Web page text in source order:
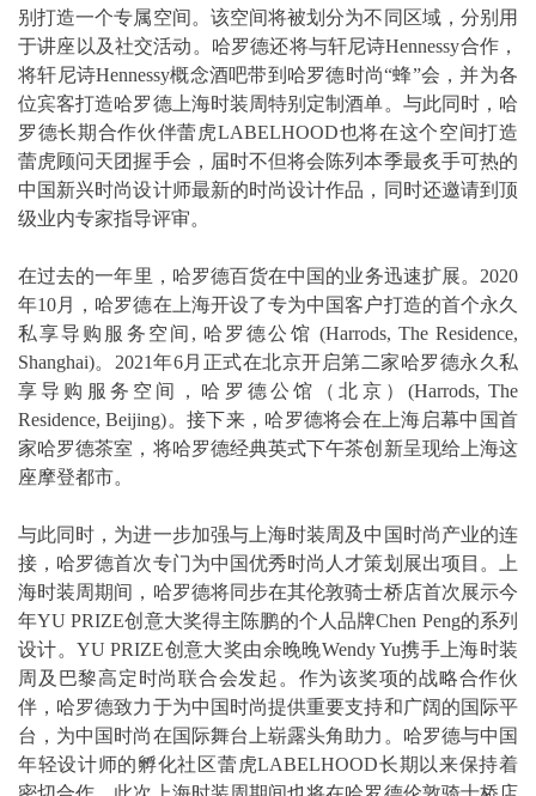
别打造一个专属空间。该空间将被划分为不同区域，分别用
于讲座以及社交活动。哈罗德还将与轩尼诗Hennessy合作，
将轩尼诗Hennessy概念酒吧带到哈罗德时尚“蜂”会，并为各
位宾客打造哈罗德上海时装周特别定制酒单。与此同时，哈
罗德长期合作伙伴蕾虎LABELHOOD也将在这个空间打造
蕾虎顾问天团握手会，届时不但将会陈列本季最炙手可热的
中国新兴时尚设计师最新的时尚设计作品，同时还邀请到顶
级业内专家指导评审。
在过去的一年里，哈罗德百货在中国的业务迅速扩展。2020
年10月，哈罗德在上海开设了专为中国客户打造的首个永久
私享导购服务空间, 哈罗德公馆 (Harrods, The Residence,
Shanghai)。2021年6月正式在北京开启第二家哈罗德永久私
享导购服务空间，哈罗德公馆（北京）(Harrods, The
Residence, Beijing)。接下来，哈罗德将会在上海启幕中国首
家哈罗德茶室，将哈罗德经典英式下午茶创新呈现给上海这
座摩登都市。
与此同时，为进一步加强与上海时装周及中国时尚产业的连
接，哈罗德首次专门为中国优秀时尚人才策划展出项目。上
海时装周期间，哈罗德将同步在其伦敦骑士桥店首次展示今
年YU PRIZE创意大奖得主陈鹏的个人品牌Chen Peng的系列
设计。YU PRIZE创意大奖由余晚晚Wendy Yu携手上海时装
周及巴黎高定时尚联合会发起。作为该奖项的战略合作伙
伴，哈罗德致力于为中国时尚提供重要支持和广阔的国际平
台，为中国时尚在国际舞台上崭露头角助力。哈罗德与中国
年轻设计师的孵化社区蕾虎LABELHOOD长期以来保持着